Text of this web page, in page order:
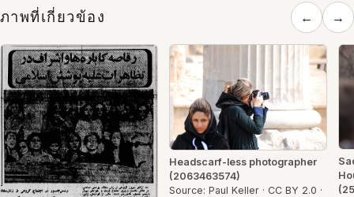
ภาพที่เกี่ยวข้อง ← →
Headscarf-less photographer
(2063463574)
Source: Paul Keller · CC BY 2.0 ·